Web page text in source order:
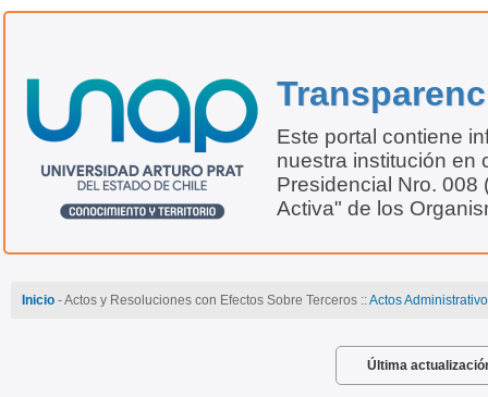
Este portal contiene
nuestra institución en
Presidencial Nro. 008
Activa" de los
Inicio- Actos y Resoluciones con Efectos Sobre Terceros ::Actos
Última